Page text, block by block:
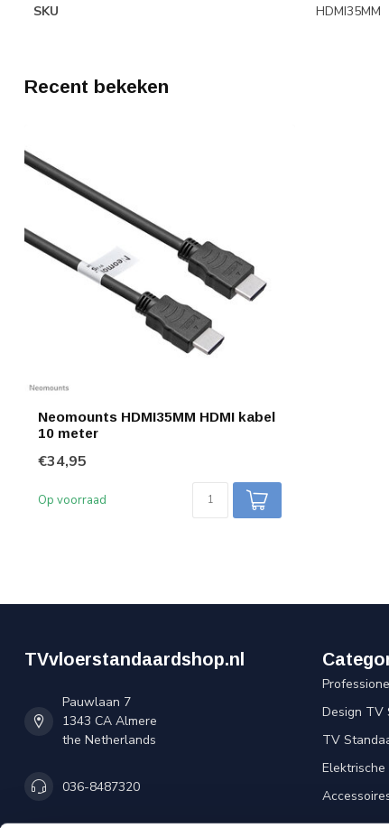
SKU HDMI35MM
Recent bekeken
Neomounts HDMI35MM HDMI kabel
10 meter
€34,95
Op voorraad
TVvloerstandaardshop.nl
Pauwlaan 7
1343 CA Almere
the Netherlands
036-8487320
Design TV
TV